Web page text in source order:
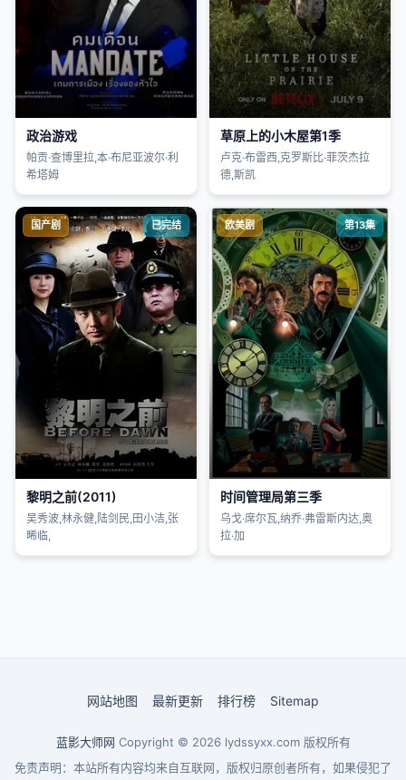
政治游戏
帕贡·查博里拉,本·布尼亚波尔·利
希塔姆
草原上的小木屋第1季
卢克·布雷西,克罗斯比·菲茨杰拉
德,斯凯
国产剧 已完结
黎明之前(2011)
吴秀波,林永健,陆剑民,田小洁,张
晞临,
欧美剧 第13集
时间管理局第三季
乌戈·席尔瓦,纳乔·弗雷斯内达,奥
拉·加
网站地图 最新更新 排行榜 Sitemap
蓝影大师网 Copyright © 2026 lydssyxx.com 版权所有
免责声明：本站所有内容均来自互联网，版权归原创者所有，如果侵犯了